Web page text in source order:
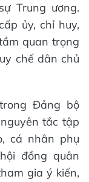
Trung ương.
ủy, chỉ huy,
quan trọng
chế dân chủ
Đảng bộ
tắc tập
cá nhân phụ
đồng quân
gia ý kiến,